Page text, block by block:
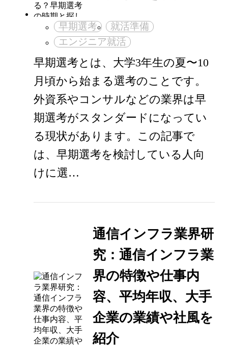
早期選考
就活準備
エンジニア就活
早期選考とは、大学3年生の夏〜10
月頃から始まる選考のことです。
外資系やコンサルなどの業界は早
期選考がスタンダードになってい
る現状があります。この記事で
は、早期選考を検討している人向
けに選…
通信インフラ業界研
究：通信インフラ業
界の特徴や仕事内
容、平均年収、大手
企業の業績や社風を
紹介